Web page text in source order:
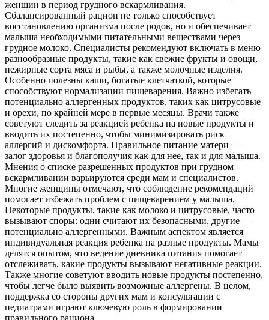
женщин в период грудного вскармливания.
Сбалансированный рацион не только способствует
восстановлению организма после родов, но и обеспечивает
малыша необходимыми питательными веществами через
грудное молоко. Специалисты рекомендуют включать в меню
разнообразные продукты, такие как свежие фрукты и овощи,
нежирные сорта мяса и рыбы, а также молочные изделия.
Особенно полезны каши, богатые клетчаткой, которые
способствуют нормализации пищеварения. Важно избегать
потенциально аллергенных продуктов, таких как цитрусовые
и орехи, по крайней мере в первые месяцы. Врачи также
советуют следить за реакцией ребенка на новые продукты и
вводить их постепенно, чтобы минимизировать риск
аллергий и дискомфорта. Правильное питание матери —
залог здоровья и благополучия как для нее, так и для малыша.
Мнения о списке разрешенных продуктов при грудном
вскармливании варьируются среди мам и специалистов.
Многие женщины отмечают, что соблюдение рекомендаций
помогает избежать проблем с пищеварением у малыша.
Некоторые продукты, такие как молоко и цитрусовые, часто
вызывают споры: одни считают их безопасными, другие —
потенциально аллергенными. Важным аспектом является
индивидуальная реакция ребенка на разные продукты. Мамы
делятся опытом, что ведение дневника питания помогает
отслеживать, какие продукты вызывают негативные реакции.
Также многие советуют вводить новые продукты постепенно,
чтобы легче было выявить возможные аллергены. В целом,
поддержка со стороны других мам и консультации с
педиатрами играют ключевую роль в формировании
правильного рациона.